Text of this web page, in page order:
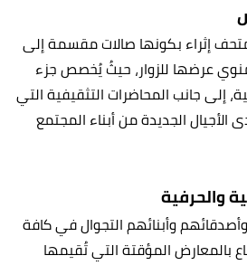
إثراء بكونها صالات مقسمة إلى
عرضها للزوار، حيثُ يُخصص جزء
إلى جانب المحاضرات التثقيفية التي
الأجيال الجديدة من أبناء المجتمع
والحرفية
وأبنائهم التجوال في كافة
بالمعارض المؤقتة التي تُقيمها